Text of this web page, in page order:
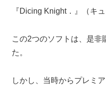
『Dicing Knight．』（キュ
この2つのソフトは、是非
た。
しかし、当時からプレミア